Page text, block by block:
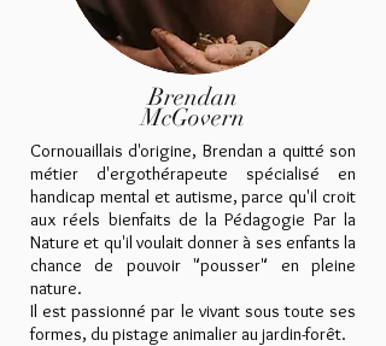
Brendan
McGovern
Cornouaillais d'origine, Brendan a quitté son
métier d'ergothérapeute spécialisé en
handicap mental et autisme, parce qu'il croit
aux réels bienfaits de la Pédagogie Par la
Nature et qu'il voulait donner à ses enfants la
chance de pouvoir "pousser" en pleine
nature.
Il est passionné par le vivant sous toute ses
formes, du pistage animalier au jardin-forêt.